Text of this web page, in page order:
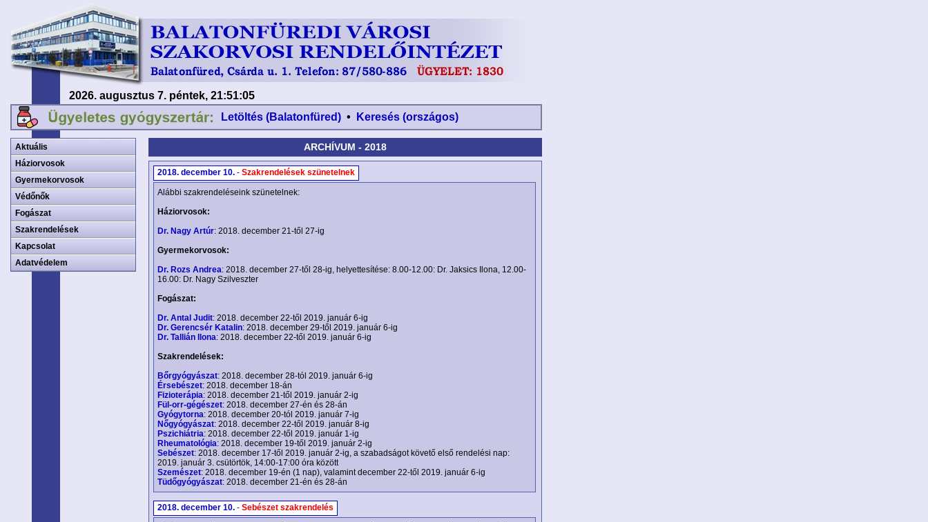
2026. augusztus 7. péntek, 21:51:06
Letöltés (Balatonfüred) • Keresés (országos)
Aktuális
Háziorvosok
Gyermekorvosok
Védőnők
Fogászat
Szakrendelések
Kapcsolat
Adatvédelem
ARCHÍVUM - 2018
2018. december 10. - Szakrendelések szünetelnek
Alábbi szakrendeléseink szünetelnek:
Háziorvosok:
Dr. Nagy Artúr: 2018. december 21-től 27-ig
Gyermekorvosok:
Dr. Rozs Andrea: 2018. december 27-től 28-ig, helyettesítése: 8.00-12.00: Dr. Jaksics Ilona, 12.00-
16.00: Dr. Nagy Szilveszter
Fogászat:
Dr. Antal Judit: 2018. december 22-től 2019. január 6-ig
Dr. Gerencsér Katalin: 2018. december 29-től 2019. január 6-ig
Dr. Tallián Ilona: 2018. december 22-től 2019. január 6-ig
Szakrendelések:
Bőrgyógyászat: 2018. december 28-tól 2019. január 6-ig
Érsebészet: 2018. december 18-án
Fizioterápia: 2018. december 21-től 2019. január 2-ig
Fül-orr-gégészet: 2018. december 27-én és 28-án
Gyógytorna: 2018. december 20-tól 2019. január 7-ig
Nőgyógyászat: 2018. december 22-től 2019. január 8-ig
Pszichiátria: 2018. december 22-től 2019. január 1-ig
Rheumatológia: 2018. december 19-től 2019. január 2-ig
Sebészet: 2018. december 17-től 2019. január 2-ig, a szabadságot követő első rendelési nap:
2019. január 3. csütörtök, 14:00-17:00 óra között
Szemészet: 2018. december 19-én (1 nap), valamint december 22-től 2019. január 6-ig
Tüdőgyógyászat: 2018. december 21-én és 28-án
2018. december 10. - Sebészet szakrendelés